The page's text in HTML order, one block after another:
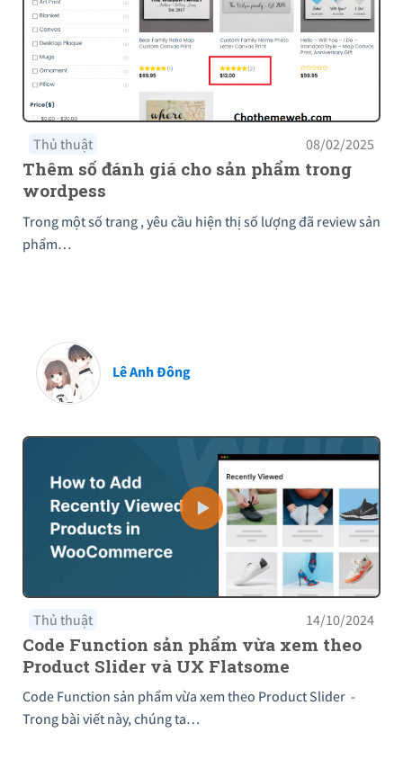
Thủ thuật 08/02/2025
Thêm số đánh giá cho sản phẩm trong
wordpess
Trong một số trang , yêu cầu hiện thị số lượng đã review sản
phẩm…
Lê Anh Đông
Thủ thuật 14/10/2024
Code Function sản phẩm vừa xem theo
Product Slider và UX Flatsome
Code Function sản phẩm vừa xem theo Product Slider -
Trong bài viết này, chúng ta…